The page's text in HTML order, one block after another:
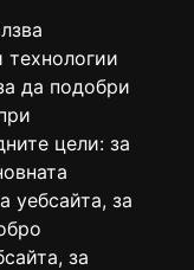
технологии
да подобри
цели: за
уебсайта, за
, за